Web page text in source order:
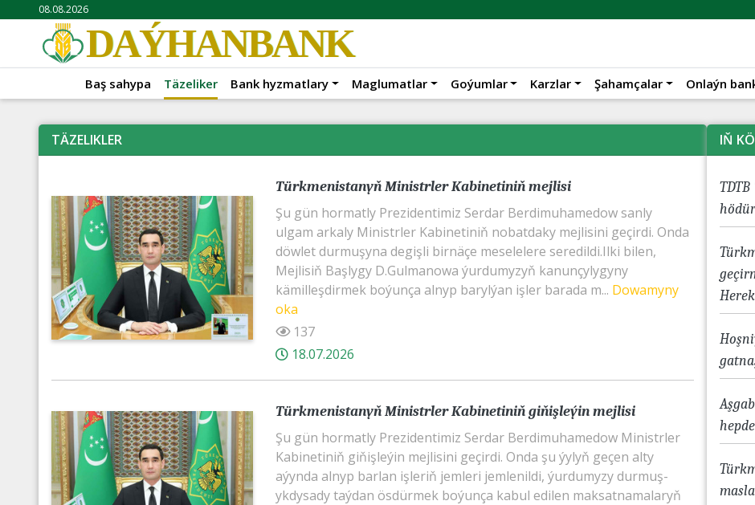
08.08.2026
DAÝHANBANK
Baş sahypa Täzeliker Bank hyzmatlary Maglumatlar Goýumlar Karzlar Şahamçalar Onlaýn
TÄZELIKLER
Türkmenistanyň Ministrler Kabinetiniň mejlisi
Şu gün hormatly Prezidentimiz Serdar Berdimuhamedow sanly
ulgam arkaly Ministrler Kabinetiniň nobatdaky mejlisini geçirdi. Onda
döwlet durmuşyna degişli birnäçe meselelere seredildi.Ilki bilen,
Mejlisiň Başlygy D.Gulmanowa ýurdumyzyň kanunçylygyny
kämilleşdirmek boýunça alnyp barylýan işler barada m... Dowamyny
oka
137
18.07.2026
Türkmenistanyň Ministrler Kabinetiniň giňişleýin mejlisi
Şu gün hormatly Prezidentimiz Serdar Berdimuhamedow Ministrler
Kabinetiniň giňişleýin mejlisini geçirdi. Onda şu ýylyň geçen alty
aýynda alnyp barlan işleriň jemleri jemlenildi, ýurdumyzy durmuş-
ykdysady taýdan ösdürmek boýunça kabul edilen maksatnamalaryň
IŇ